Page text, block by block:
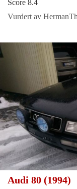
Score 8.4
Vurdert av
Audi 80 (1994)